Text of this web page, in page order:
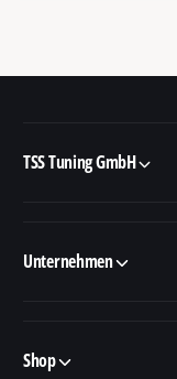
TSS Tuning GmbH
Unternehmen
Shop